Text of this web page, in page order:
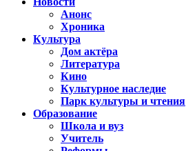
Анонс
Хроника
Культура
Дом актёра
Литература
Кино
Культурное наследие
Парк культуры и чтения
Образование
Школа и вуз
Учитель